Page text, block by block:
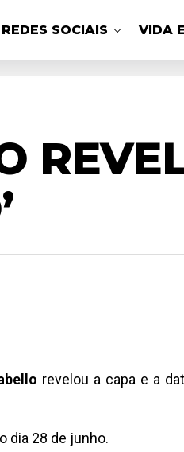
REDES SOCIAIS VIDA
revelou a capa e a
dia 28 de junho.